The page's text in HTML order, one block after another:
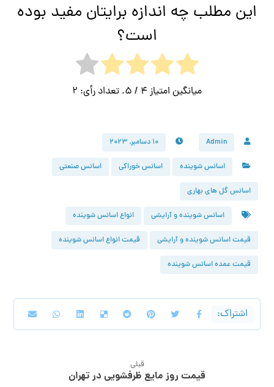
این مطلب چه اندازه برایتان مفید بوده
است؟
میانگین امتیاز 4 / 5. تعداد رأی: 2
Admin ۱۰ دسامبر, ۲۰۲۳
اسانس شوینده اسانس خوراکی اسانس صنعتی
اسانس گل های بهاری
اسانس شوینده و آرایشی انواع اسانس شوینده
قیمت اسانس شوینده و آرایشی قیمت انواع اسانس شوینده
قیمت عمده اسانس شوینده
قبلی
قیمت روز مایع ظرفشویی در تهران